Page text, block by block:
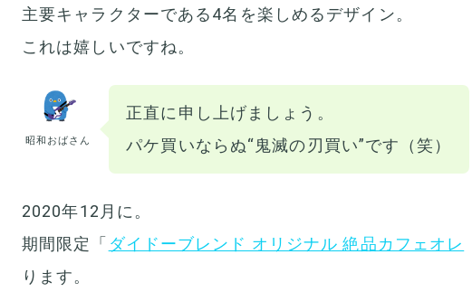
主要キャラクターである4名を楽しめるデザイン。
これは嬉しいですね。
昭和おばさん
正直に申し上げましょう。
パケ買いならぬ“鬼滅の刃買い”です（笑）
2020年12月に。
期間限定「 ダイドーブレンド オリジナル 絶品カフェオレ
ります。